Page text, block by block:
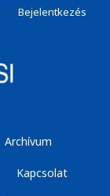
Archívum
Kapcsolat
Bejelentkezés